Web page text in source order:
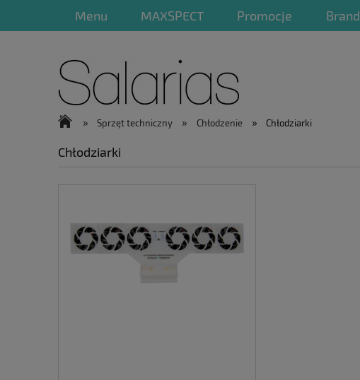
Menu MAXSPECT Promocje Brand
» Sprzęt techniczny » Chłodzenie » Chłodziarki
Chłodziarki